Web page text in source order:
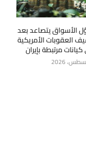
الأسواق يتصاعد بعد
العقوبات الأمريكية
مرتبطة بإيران